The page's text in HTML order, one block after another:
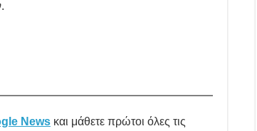
News και μάθετε πρώτοι όλες τις